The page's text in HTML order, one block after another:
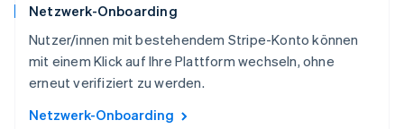
Netzwerk-Onboarding
Nutzer/innen mit bestehendem Stripe-Konto können
mit einem Klick auf Ihre Plattform wechseln, ohne
erneut verifiziert zu werden.
Netzwerk-Onboarding